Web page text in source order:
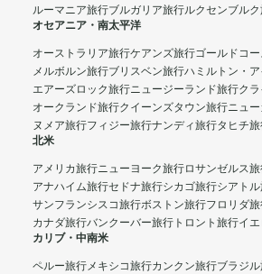
ルーマニア旅行ブルガリア旅行ルクセンブル
オセアニア・南太平洋
オーストラリア旅行ケアンズ旅行ゴールドコ
メルボルン旅行ブリスベン旅行ハミルトン・
エアーズロック旅行ニュージーランド旅行ク
オークランド旅行クイーンズタウン旅行ニュ
ヌメア旅行フィジー旅行ナンディ旅行タヒチ
北米
アメリカ旅行ニューヨーク旅行ロサンゼルス
アナハイム旅行セドナ旅行シカゴ旅行シアト
サンフランシスコ旅行ボストン旅行フロリダ
カナダ旅行バンクーバー旅行 トロント旅行イ
カリブ・中南米
ペルー旅行メキシコ旅行カンクン旅行ブラジ